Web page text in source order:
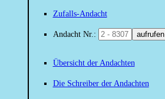
Zufalls-Andacht
Andacht Nr.: aufrufen
Übersicht der Andachten
Die Schreiber der Andachten